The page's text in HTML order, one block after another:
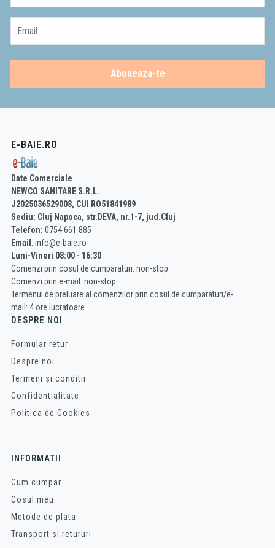
Email
Aboneaza-te
E-BAIE.RO
Date Comerciale
NEWCO SANITARE S.R.L.
J2025036529008, CUI RO51841989
Sediu: Cluj Napoca, str.DEVA, nr.1-7, jud.Cluj
Telefon: 0754 661 885
Email : info@e-baie.ro
Luni-Vineri 08:00 - 16:30
Comenzi prin cosul de cumparaturi: non-stop
Comenzi prin e-mail: non-stop
Termenul de preluare al comenzilor prin cosul de cumparaturi/e-
mail: 4 ore lucratoare
DESPRE NOI
Formular retur
Despre noi
Termeni si conditii
Confidentialitate
Politica de Cookies
INFORMATII
Cum cumpar
Cosul meu
Metode de plata
Transport si retururi